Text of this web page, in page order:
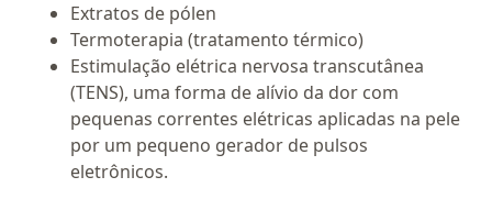
Extratos de pólen
Termoterapia (tratamento térmico)
Estimulação elétrica nervosa transcutânea
(TENS), uma forma de alívio da dor com
pequenas correntes elétricas aplicadas na pele
por um pequeno gerador de pulsos
eletrônicos.